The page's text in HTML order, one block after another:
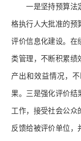
一是坚持预算法
格执行人大批准的预
评价信息化建设。在
类管理，不断积累绩
产出和效益情况，
果。三是强化评价结
工作，接受社会公众
反馈给被评价单位，